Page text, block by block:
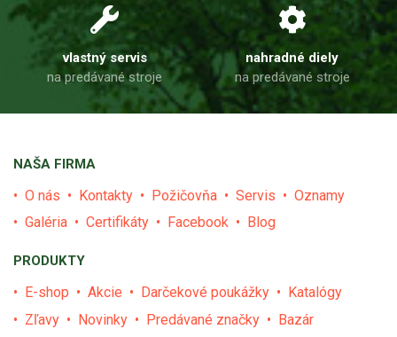
vlastný servis
na predávané stroje
nahradné diely
na predávané stroje
NAŠA FIRMA
O nás Kontakty Požičovňa Servis
Oznamy
Galéria
Certifikáty Facebook Blog
PRODUKTY
E-shop Akcie Darčekové poukážky
Katalógy
Zľavy
Novinky Predávané značky
Bazár